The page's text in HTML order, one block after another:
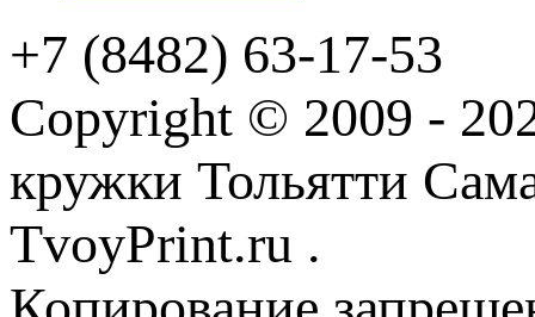
+7 (8482) 63-17-53
Copyright © 2009 -
кружки Тольятти
TvoyPrint.ru .